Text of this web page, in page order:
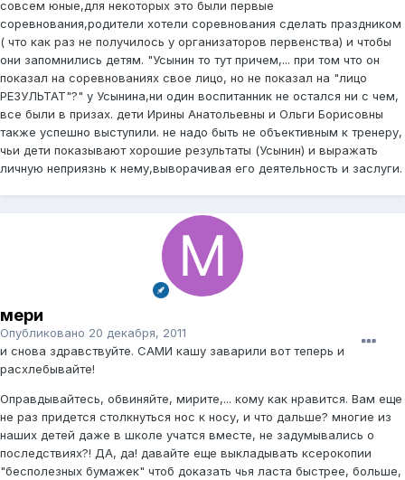
совсем юные,для некоторых это были первые
соревнования,родители хотели соревнования сделать праздником
( что как раз не получилось у организаторов первенства) и чтобы
они запомнились детям. "Усынин то тут причем,... при том что он
показал на соревнованиях свое лицо, но не показал на "лицо
РЕЗУЛЬТАТ"?" у Усынина,ни один воспитанник не остался ни с чем,
все были в призах. дети Ирины Анатольевны и Ольги Борисовны
также успешно выступили. не надо быть не объективным к тренеру,
чьи дети показывают хорошие результаты (Усынин) и выражать
личную неприязнь к нему,выворачивая его деятельность и заслуги.
мери
Опубликовано 20 декабря, 2011
и снова здравствуйте. САМИ кашу заварили вот теперь и
расхлебывайте!
Оправдывайтесь, обвиняйте, мирите,... кому как нравится. Вам еще
не раз придется столкнуться нос к носу, и что дальше? многие из
наших детей даже в школе учатся вместе, не задумывались о
последствиях?! ДА, да! давайте еще выкладывать ксерокопии
"бесполезных бумажек" чтоб доказать чья ласта быстрее, больше,